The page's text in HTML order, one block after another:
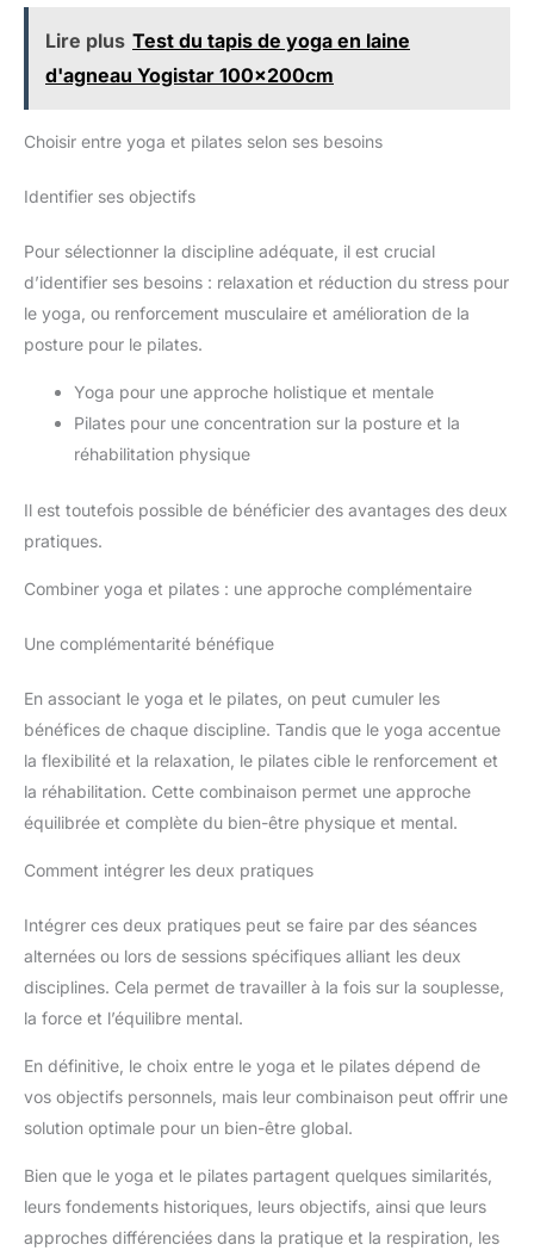
qui le rend facile à ranger dans
des espaces restreints, soit à la
verticale, soit à l'horizontale.
mm, occupant un espace de
rangement minimal. Il permet
pendant les entraînements, ce
qui le rend idéal pour les
de fitness professionnels
Lire plus Test du tapis de yoga en laine
d'agneau Yogistar 100x200cm
Choisir entre yoga et pilates selon ses besoins
Identifier ses objectifs
Pour sélectionner la discipline adéquate, il est crucial
d’identifier ses besoins : relaxation et réduction du stress pour
le yoga, ou renforcement musculaire et amélioration de la
posture pour le pilates.
Yoga pour une approche holistique et mentale
Pilates pour une concentration sur la posture et la
réhabilitation physique
Il est toutefois possible de bénéficier des avantages des deux
pratiques.
Combiner yoga et pilates : une approche complémentaire
Une complémentarité bénéfique
En associant le yoga et le pilates, on peut cumuler les
bénéfices de chaque discipline. Tandis que le yoga accentue
la flexibilité et la relaxation, le pilates cible le renforcement et
la réhabilitation. Cette combinaison permet une approche
équilibrée et complète du bien-être physique et mental.
Comment intégrer les deux pratiques
Intégrer ces deux pratiques peut se faire par des séances
alternées ou lors de sessions spécifiques alliant les deux
disciplines. Cela permet de travailler à la fois sur la souplesse,
la force et l’équilibre mental.
En définitive, le choix entre le yoga et le pilates dépend de
vos objectifs personnels, mais leur combinaison peut offrir une
solution optimale pour un bien-être global.
Bien que le yoga et le pilates partagent quelques similarités,
leurs fondements historiques, leurs objectifs, ainsi que leurs
approches différenciées dans la pratique et la respiration, les